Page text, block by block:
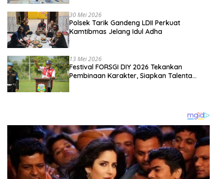
30 Mei 2026
Polsek Tarik Gandeng LDII Perkuat
Kamtibmas Jelang Idul Adha
13 Mei 2026
Festival FORSGI DIY 2026 Tekankan
Pembinaan Karakter, Siapkan Talenta